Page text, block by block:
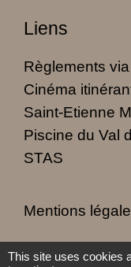
Liens
Règlements
Cinéma
Saint-Etienne
Piscine du Val
STAS
Mentions
Politique de
This site uses cookies